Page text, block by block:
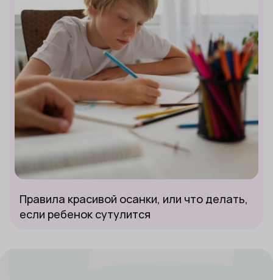
Правила красивой осанки, или что делать,
если ребенок сутулится